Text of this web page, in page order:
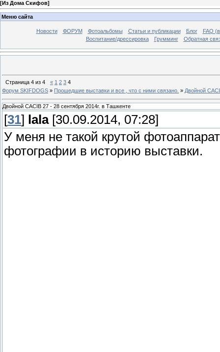
[Из Дома Скифов]
Меню сайта
Новости ФОРУМ Фотоальбомы Статьи и публикации Блог
FAQ
Воспитание/дрессировка
Грумминг Обратная
Страница 4 из 4 « 1 2 3 4
Форум SKIFDOGS » Прошедшие выставки и все , что с ними связано. » Двойной
Двойной CACIB 27 - 28 сентября 2014г. в Ташкенте
[31] lala[30.09.2014, 07:28]
У меня не такой крутой
фотографии в историю выставки.